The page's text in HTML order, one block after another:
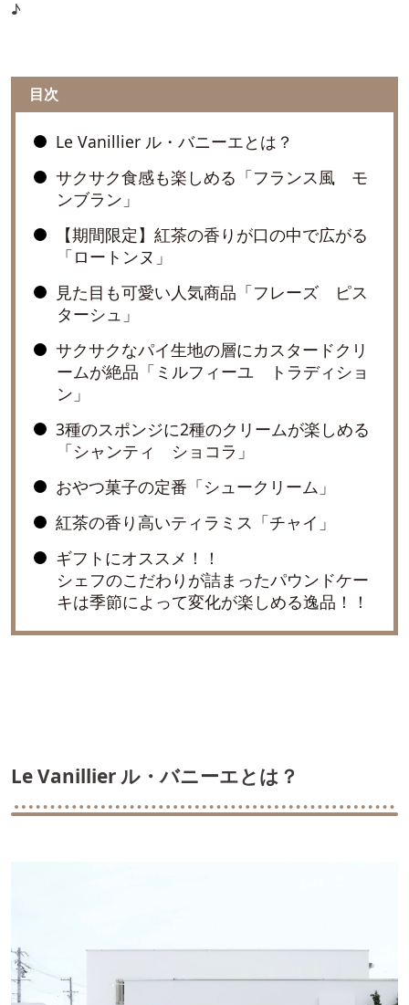
♪
目次
Le Vanillier ル・バニーエとは？
サクサク食感も楽しめる「フランス風 モ
ンブラン」
【期間限定】紅茶の香りが口の中で広がる
「ロートンヌ」
見た目も可愛い人気商品「フレーズ ピス
ターシュ」
サクサクなパイ生地の層にカスタードクリ
ームが絶品「ミルフィーユ トラディショ
ン」
3種のスポンジに2種のクリームが楽しめる
「シャンティ ショコラ」
おやつ菓子の定番「シュークリーム」
紅茶の香り高いティラミス「チャイ」
ギフトにオススメ！！
シェフのこだわりが詰まったパウンドケー
キは季節によって変化が楽しめる逸品！！
Le Vanillier ル・バニーエとは？